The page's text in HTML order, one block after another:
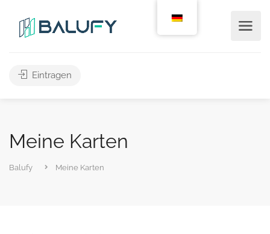
Eintragen
Meine Karten
Balufy Meine Karten